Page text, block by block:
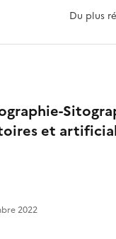
T
i
s
a
Du plus
et
2022